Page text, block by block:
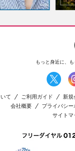
もっと身近に、も
て ご利用ガイド 新規
会社概要
プライバシー
サイトマ